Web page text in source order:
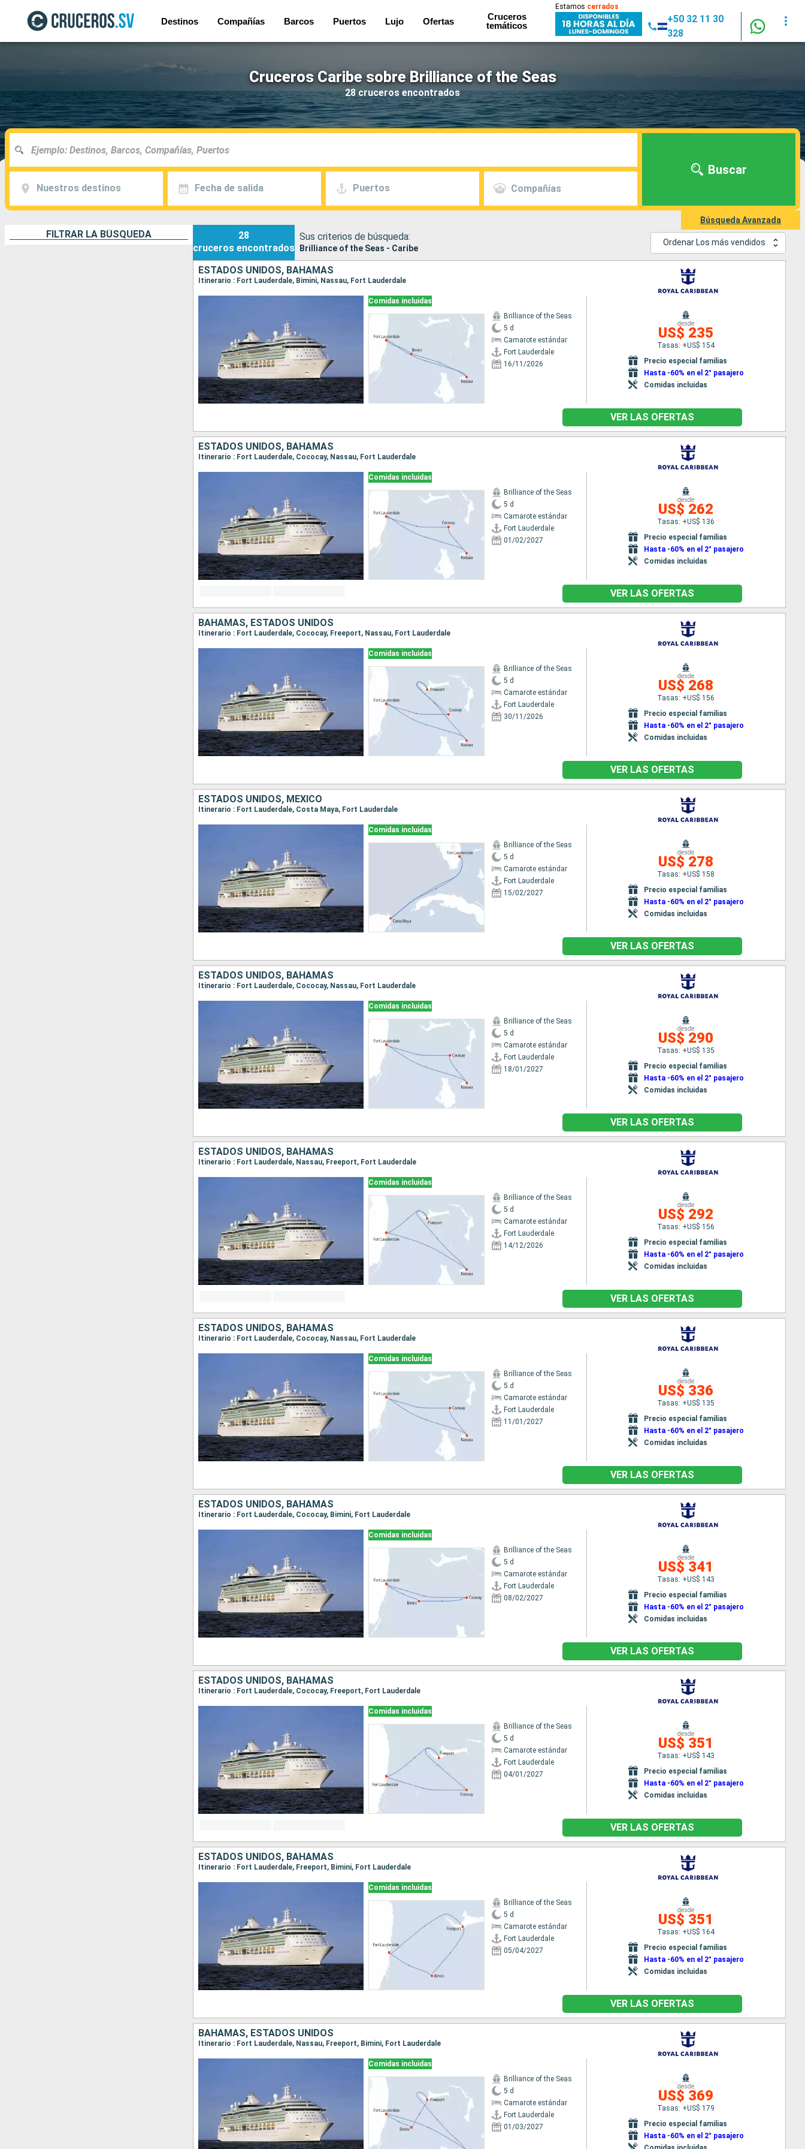
Destinos Compañías Barcos Puertos Lujo Ofertas
Cruceros
temáticos
Estamos cerrados
+50 32 11 30
328
Cruceros Caribe sobre Brilliance of the Seas
28 cruceros encontrados
Nuestros destinos Fecha de salida Puertos Compañías
Buscar
Búsqueda Avanzada
FILTRAR LA BÚSQUEDA
28
cruceros encontrados
Sus criterios de búsqueda:
Brilliance of the Seas - Caribe
Ordenar Los más vendidos
ESTADOS UNIDOS, BAHAMAS
Itinerario : Fort Lauderdale, Bimini, Nassau, Fort Lauderdale
Comidas incluidas
Brilliance of the Seas
5 d
Camarote estándar
Fort Lauderdale
16/11/2026
desde
US$ 235
Tasas: +US$ 154
Precio especial familias
Hasta -60% en el 2° pasajero
Comidas incluidas
VER LAS OFERTAS
ESTADOS UNIDOS, BAHAMAS
Itinerario : Fort Lauderdale, Cococay, Nassau, Fort Lauderdale
Comidas incluidas
Brilliance of the Seas
5 d
Camarote estándar
Fort Lauderdale
01/02/2027
desde
US$ 262
Tasas: +US$ 136
Precio especial familias
Hasta -60% en el 2° pasajero
Comidas incluidas
VER LAS OFERTAS
BAHAMAS, ESTADOS UNIDOS
Itinerario : Fort Lauderdale, Cococay, Freeport, Nassau, Fort Lauderdale
Comidas incluidas
Brilliance of the Seas
5 d
Camarote estándar
Fort Lauderdale
30/11/2026
desde
US$ 268
Tasas: +US$ 156
Precio especial familias
Hasta -60% en el 2° pasajero
Comidas incluidas
VER LAS OFERTAS
ESTADOS UNIDOS, MÉXICO
Itinerario : Fort Lauderdale, Costa Maya, Fort Lauderdale
Comidas incluidas
Brilliance of the Seas
5 d
Camarote estándar
Fort Lauderdale
15/02/2027
desde
US$ 278
Tasas: +US$ 158
Precio especial familias
Hasta -60% en el 2° pasajero
Comidas incluidas
VER LAS OFERTAS
ESTADOS UNIDOS, BAHAMAS
Itinerario : Fort Lauderdale, Cococay, Nassau, Fort Lauderdale
Comidas incluidas
Brilliance of the Seas
5 d
Camarote estándar
Fort Lauderdale
18/01/2027
desde
US$ 290
Tasas: +US$ 135
Precio especial familias
Hasta -60% en el 2° pasajero
Comidas incluidas
VER LAS OFERTAS
ESTADOS UNIDOS, BAHAMAS
Itinerario : Fort Lauderdale, Nassau, Freeport, Fort Lauderdale
Comidas incluidas
Brilliance of the Seas
5 d
Camarote estándar
Fort Lauderdale
14/12/2026
desde
US$ 292
Tasas: +US$ 156
Precio especial familias
Hasta -60% en el 2° pasajero
Comidas incluidas
VER LAS OFERTAS
ESTADOS UNIDOS, BAHAMAS
Itinerario : Fort Lauderdale, Cococay, Nassau, Fort Lauderdale
Comidas incluidas
Brilliance of the Seas
5 d
Camarote estándar
Fort Lauderdale
11/01/2027
desde
US$ 336
Tasas: +US$ 135
Precio especial familias
Hasta -60% en el 2° pasajero
Comidas incluidas
VER LAS OFERTAS
ESTADOS UNIDOS, BAHAMAS
Itinerario : Fort Lauderdale, Cococay, Bimini, Fort Lauderdale
Comidas incluidas
Brilliance of the Seas
5 d
Camarote estándar
Fort Lauderdale
08/02/2027
desde
US$ 341
Tasas: +US$ 143
Precio especial familias
Hasta -60% en el 2° pasajero
Comidas incluidas
VER LAS OFERTAS
ESTADOS UNIDOS, BAHAMAS
Itinerario : Fort Lauderdale, Cococay, Freeport, Fort Lauderdale
Comidas incluidas
Brilliance of the Seas
5 d
Camarote estándar
Fort Lauderdale
04/01/2027
desde
US$ 351
Tasas: +US$ 143
Precio especial familias
Hasta -60% en el 2° pasajero
Comidas incluidas
VER LAS OFERTAS
ESTADOS UNIDOS, BAHAMAS
Itinerario : Fort Lauderdale, Freeport, Bimini, Fort Lauderdale
Comidas incluidas
Brilliance of the Seas
5 d
Camarote estándar
Fort Lauderdale
05/04/2027
desde
US$ 351
Tasas: +US$ 164
Precio especial familias
Hasta -60% en el 2° pasajero
Comidas incluidas
VER LAS OFERTAS
BAHAMAS, ESTADOS UNIDOS
Itinerario : Fort Lauderdale, Nassau, Freeport, Bimini, Fort Lauderdale
Comidas incluidas
Brilliance of the Seas
5 d
Camarote estándar
Fort Lauderdale
01/03/2027
desde
US$ 369
Tasas: +US$ 179
Precio especial familias
Hasta -60% en el 2° pasajero